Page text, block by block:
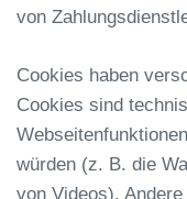
von
Cookies haben
Cookies sind
würden (z. B. die
von Videos).